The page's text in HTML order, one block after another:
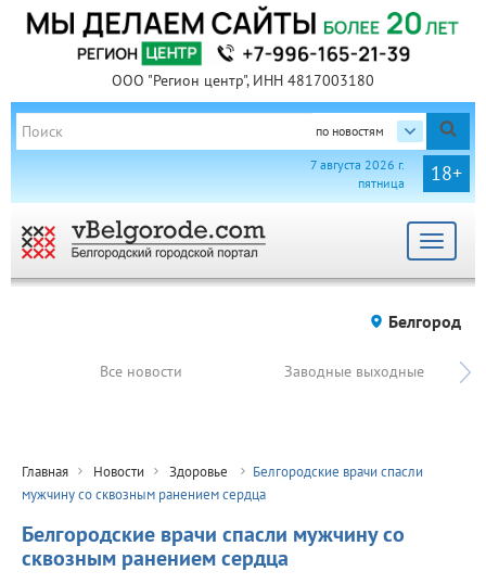
ООО "Регион центр", ИНН 4817003180
по новостям
18+
7 августа 2026 г.
пятница
Toggle
Белгород
Все новости Заводные выходные
Главная Новости Здоровье
Белгородские врачи спасли
мужчину со сквозным ранением сердца
Белгородские врачи спасли мужчину со
сквозным ранением сердца